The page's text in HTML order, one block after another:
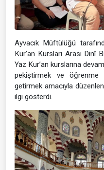
Ayvacık Müftülüğü
Kur’an Kursları Arası Dinî
Yaz Kur’an kurslarına
pekiştirmek ve öğrenme
getirmek amacıyla
ilgi gösterdi.